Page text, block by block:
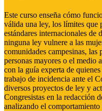
Este curso enseña cómo
válida una ley, los límites que
estándares internacionales de
ninguna ley vulnere a las
comunidades campesinas,
personas mayores o el medio
con la guía experta de
trabajo de incidencia ante el
diversos proyectos de ley y
Congresistas en la redacción
analizando el